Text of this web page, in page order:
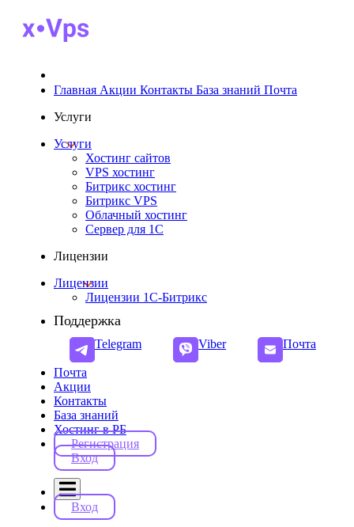
Главная Акции Контакты База знаний Почта
Услуги
Услуги
Хостинг сайтов
VPS хостинг
Битрикс хостинг
Битрикс VPS
Облачный хостинг
Cервер для 1С
Лицензии
Лицензии
Лицензии 1С-Битрикс
Поддержка
Telegram Viber Почта
Почта
Акции
Контакты
База знаний
Хостинг в РБ
Регистрация
Вход
Вход